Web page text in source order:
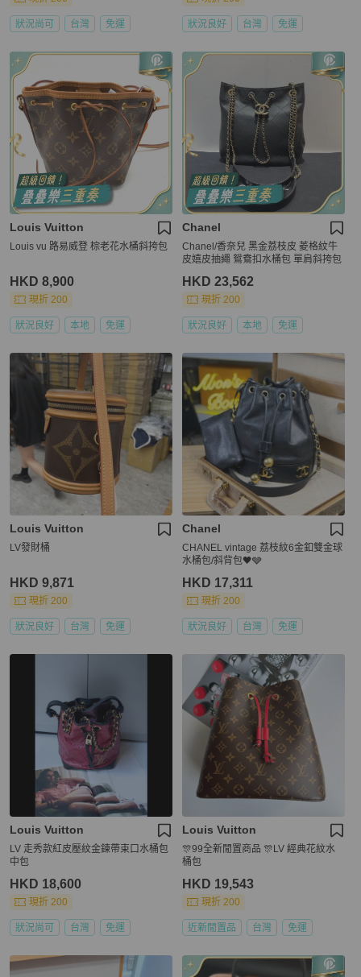
狀況尚可 台灣 免運 狀況良好 台灣 免運
Louis Vuitton
Louis vu 路易威登 棕老花水桶斜挎包
HKD 8,900
現折 200
狀況良好 本地 免運
Chanel
Chanel/香奈兒 黑金荔枝皮 菱格紋牛
皮嬉皮抽繩 鴛鴦扣水桶包 單肩斜挎包
HKD 23,562
現折 200
狀況良好 本地 免運
Louis Vuitton
LV發財桶
HKD 9,871
現折 200
狀況良好 台灣 免運
Chanel
CHANEL vintage 荔枝紋6金釦雙金球
水桶包/斜背包🖤🩶
HKD 17,311
現折 200
狀況良好 台灣 免運
Louis Vuitton
LV 走秀款紅皮壓紋金鍊帶束口水桶包
中包
HKD 18,600
現折 200
狀況尚可 台灣 免運
Louis Vuitton
🎊99全新閒置商品 🎊LV 經典花紋水
桶包
HKD 19,543
現折 200
近新閒置品 台灣 免運